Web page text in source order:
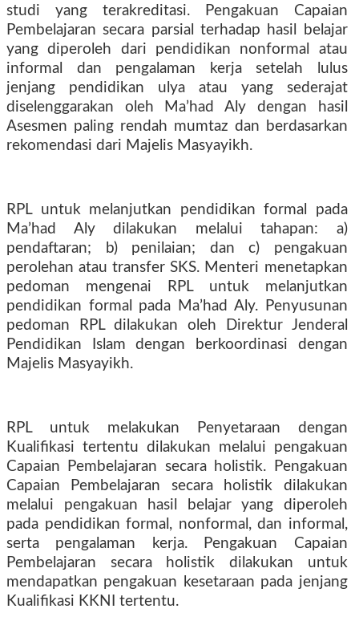
studi yang terakreditasi. Pengakuan Capaian
Pembelajaran secara parsial terhadap hasil belajar
yang diperoleh dari pendidikan nonformal atau
informal dan pengalaman kerja setelah lulus
jenjang pendidikan ulya atau yang sederajat
diselenggarakan oleh Ma’had Aly dengan hasil
Asesmen paling rendah mumtaz dan berdasarkan
rekomendasi dari Majelis Masyayikh.
RPL untuk melanjutkan pendidikan formal pada
Ma’had Aly dilakukan melalui tahapan: a)
pendaftaran; b) penilaian; dan c) pengakuan
perolehan atau transfer SKS. Menteri menetapkan
pedoman mengenai RPL untuk melanjutkan
pendidikan formal pada Ma’had Aly. Penyusunan
pedoman RPL dilakukan oleh Direktur Jenderal
Pendidikan Islam dengan berkoordinasi dengan
Majelis Masyayikh.
RPL untuk melakukan Penyetaraan dengan
Kualifikasi tertentu dilakukan melalui pengakuan
Capaian Pembelajaran secara holistik. Pengakuan
Capaian Pembelajaran secara holistik dilakukan
melalui pengakuan hasil belajar yang diperoleh
pada pendidikan formal, nonformal, dan informal,
serta pengalaman kerja. Pengakuan Capaian
Pembelajaran secara holistik dilakukan untuk
mendapatkan pengakuan kesetaraan pada jenjang
Kualifikasi KKNI tertentu.